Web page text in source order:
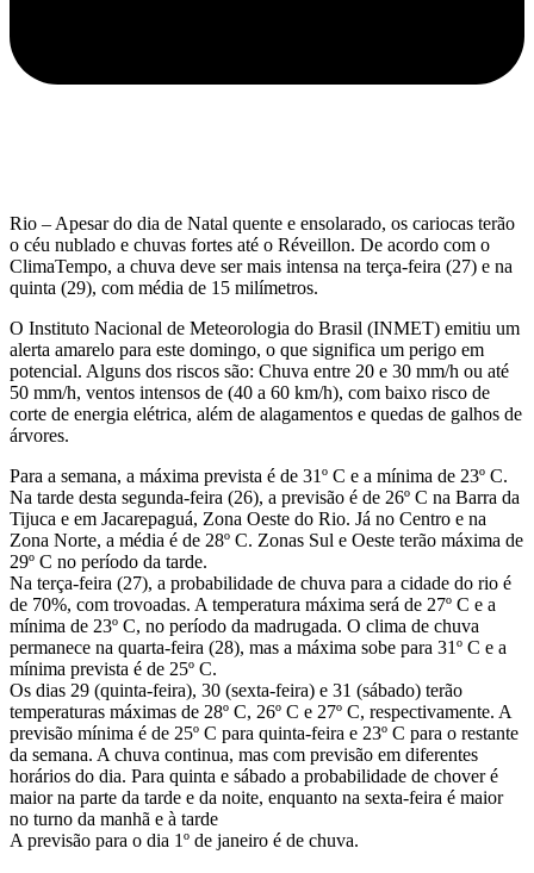
Rio – Apesar do dia de Natal quente e ensolarado, os cariocas terão
o céu nublado e chuvas fortes até o Réveillon. De acordo com o
ClimaTempo, a chuva deve ser mais intensa na terça-feira (27) e na
quinta (29), com média de 15 milímetros.
O Instituto Nacional de Meteorologia do Brasil (INMET) emitiu um
alerta amarelo para este domingo, o que significa um perigo em
potencial. Alguns dos riscos são: Chuva entre 20 e 30 mm/h ou até
50 mm/h, ventos intensos de (40 a 60 km/h), com baixo risco de
corte de energia elétrica, além de alagamentos e quedas de galhos de
árvores.
Para a semana, a máxima prevista é de 31º C e a mínima de 23º C.
Na tarde desta segunda-feira (26), a previsão é de 26º C na Barra da
Tijuca e em Jacarepaguá, Zona Oeste do Rio. Já no Centro e na
Zona Norte, a média é de 28º C. Zonas Sul e Oeste terão máxima de
29º C no período da tarde.
Na terça-feira (27), a probabilidade de chuva para a cidade do rio é
de 70%, com trovoadas. A temperatura máxima será de 27º C e a
mínima de 23º C, no período da madrugada. O clima de chuva
permanece na quarta-feira (28), mas a máxima sobe para 31º C e a
mínima prevista é de 25º C.
Os dias 29 (quinta-feira), 30 (sexta-feira) e 31 (sábado) terão
temperaturas máximas de 28º C, 26º C e 27º C, respectivamente. A
previsão mínima é de 25º C para quinta-feira e 23º C para o restante
da semana. A chuva continua, mas com previsão em diferentes
horários do dia. Para quinta e sábado a probabilidade de chover é
maior na parte da tarde e da noite, enquanto na sexta-feira é maior
no turno da manhã e à tarde
A previsão para o dia 1º de janeiro é de chuva.